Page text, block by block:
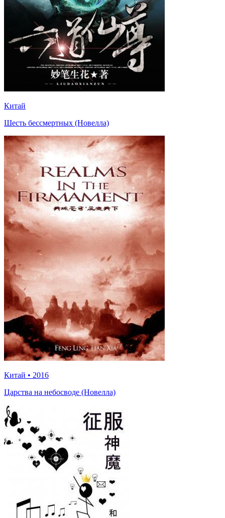
Китай
Шесть бессмертных (Новелла)
Китай • 2016
Царства на небосводе (Новелла)